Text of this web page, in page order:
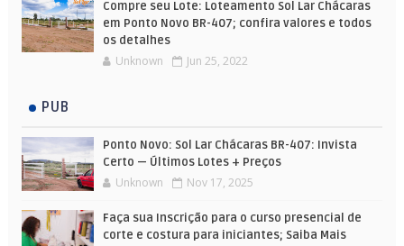
Compre seu Lote: Loteamento Sol Lar Chácaras
em Ponto Novo BR-407; confira valores e todos
os detalhes
Unknown Jun 25, 2022
PUB
Ponto Novo: Sol Lar Chácaras BR-407: Invista
Certo — Últimos Lotes + Preços
Unknown Nov 17, 2025
Faça sua Inscrição para o curso presencial de
corte e costura para iniciantes; Saiba Mais